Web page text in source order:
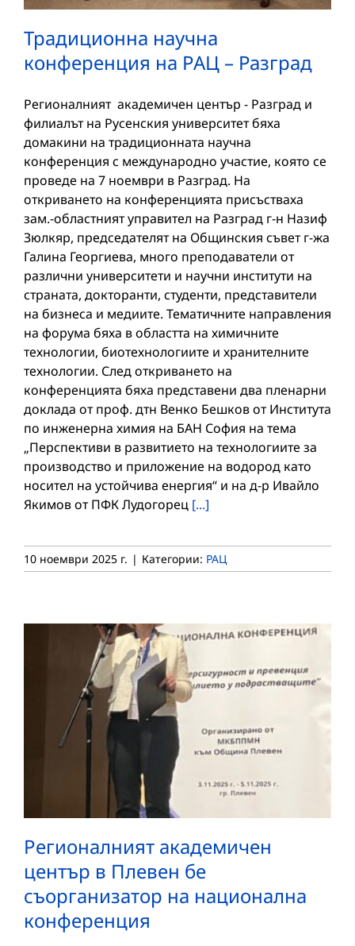
Традиционна научна
конференция на РАЦ – Разград
Регионалният академичен център - Разград и
филиалът на Русенския университет бяха
домакини на традиционната научна
конференция с международно участие, която се
проведе на 7 ноември в Разград. На
откриването на конференцията присъстваха
зам.-областният управител на Разград г-н Назиф
Зюлкяр, председателят на Общинския съвет г-жа
Галина Георгиева, много преподаватели от
различни университети и научни институти на
страната, докторанти, студенти, представители
на бизнеса и медиите. Тематичните направления
на форума бяха в областта на химичните
технологии, биотехнологиите и хранителните
технологии. След откриването на
конференцията бяха представени два пленарни
доклада от проф. дтн Венко Бешков от Института
по инженерна химия на БАН София на тема
„Перспективи в развитието на технологиите за
производство и приложение на водород като
носител на устойчива енергия“ и на д-р Ивайло
Якимов от ПФК Лудогорец [...]
10 ноември 2025 г. | Категории: РАЦ
Регионалният академичен
център в Плевен бе
съорганизатор на национална
конференция